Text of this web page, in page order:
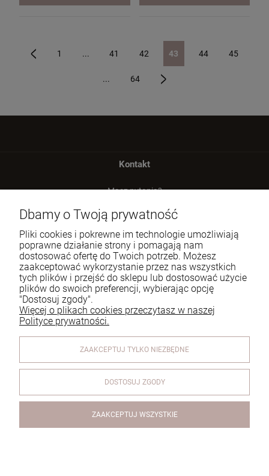
1 ... 41 42 43 44 45
... 64
Kontakt
Masz pytania?
E-mail: zamowienia@homeperfume.pl
Pomoc
Reklamacje i zwroty
O firmie
Dbamy o Twoją prywatność
Pliki cookies i pokrewne im technologie umożliwiają
poprawne działanie strony i pomagają nam
dostosować ofertę do Twoich potrzeb. Możesz
zaakceptować wykorzystanie przez nas wszystkich
tych plików i przejść do sklepu lub dostosować użycie
plików do swoich preferencji, wybierając opcję
"Dostosuj zgody".
Więcej o plikach cookies przeczytasz w naszej
Polityce prywatności.
ZAAKCEPTUJ TYLKO NIEZBĘDNE
DOSTOSUJ ZGODY
ZAAKCEPTUJ WSZYSTKIE